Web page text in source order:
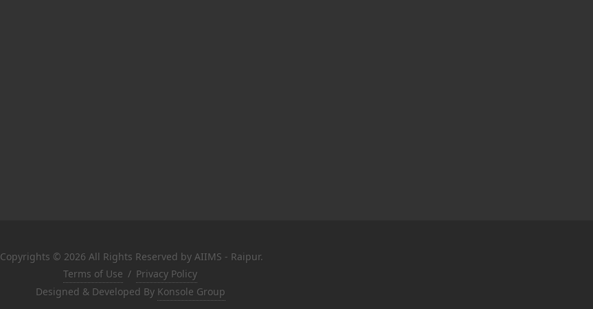
Copyrights © 2026 All Rights Reserved by AIIMS - Raipur.
Terms of Use / Privacy Policy
Designed & Developed By Konsole Group